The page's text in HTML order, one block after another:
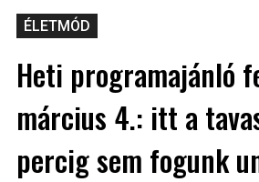
ÉLETMÓD
Heti programajánló
március 4.: itt a
percig sem fogunk